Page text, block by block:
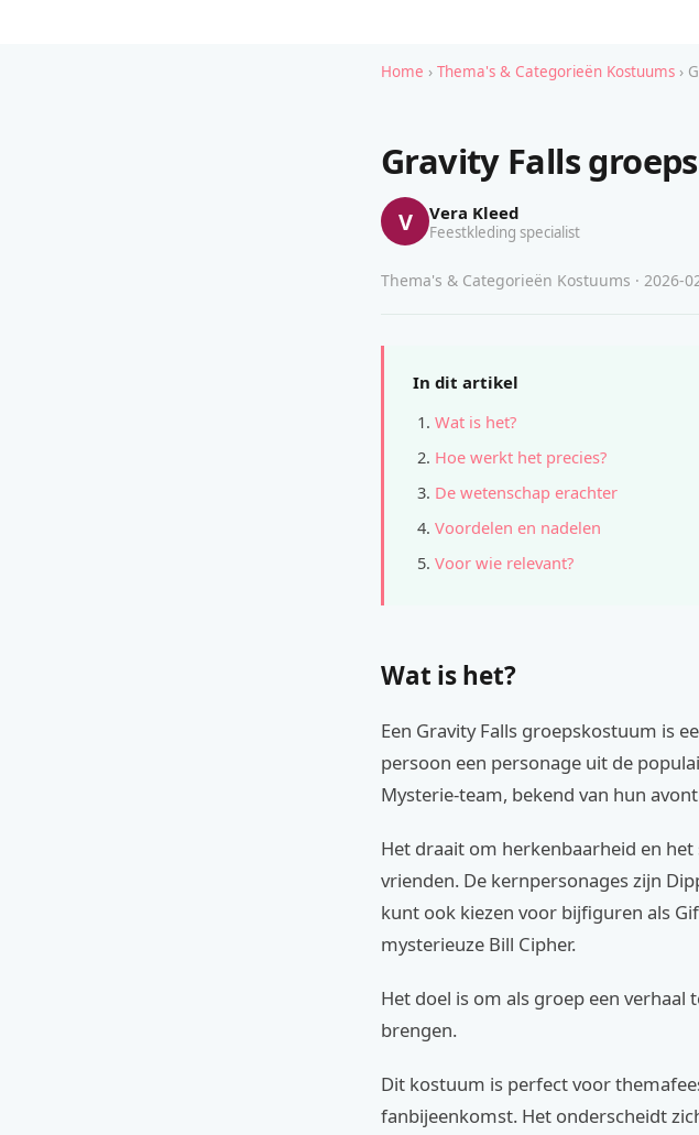
Home › Thema's & Categorieën Kostuums ›
Gravity Falls
V Vera Kleed
Feestkleding specialist
Thema's & Categorieën Kostuums · 2026-
In dit artikel
Wat is het?
Hoe werkt het precies?
De wetenschap erachter
Voordelen en nadelen
Voor wie relevant?
Wat is het?
Een Gravity Falls groepskostuum is
persoon een personage uit de
Mysterie-team, bekend van hun
Het draait om herkenbaarheid en
vrienden. De kernpersonages zijn
kunt ook kiezen voor bijfiguren als
mysterieuze Bill Cipher.
Het doel is om als groep een verhaal
brengen.
Dit kostuum is perfect voor
fanbijeenkomst. Het onderscheidt